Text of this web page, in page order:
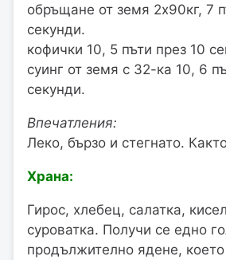
обръщане от земя 2х90кг, 7
секунди.
кофички 10, 5 пъти през 10
суинг от земя с 32-ка 10, 6
секунди.
Впечатления:
Леко, бързо и стегнато.
Храна:
Гирос, хлебец, салатка,
суроватка. Получи се едно
продължително ядене,